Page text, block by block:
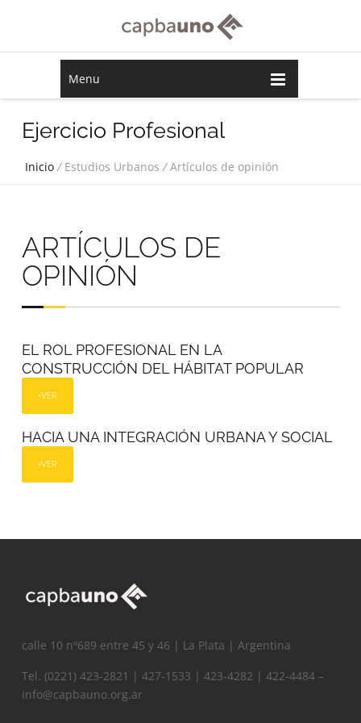
Menu
Ejercicio Profesional
Inicio /Estudios Urbanos/Artículos de opinión
ARTÍCULOS DE
OPINIÓN
EL ROL PROFESIONAL EN LA
CONSTRUCCIÓN DEL HÁBITAT POPULAR
VER+
HACIA UNA INTEGRACIÓN URBANA Y SOCIAL
VER+
calle 10 nº689 entre 45 y 46 | La Plata | Argentina
Tel. (0221) 423-2821 | 427-1533 | 423-4282 | 422-4484 –
info@capbauno.org.ar